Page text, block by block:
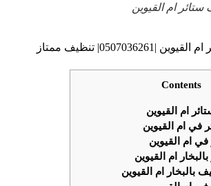
ام القيوين
تنظيف ممتاز
Contents
ام القيوين
في ام القيوين
ام القيوين
ام القيوين
بالبخار ام القيوين